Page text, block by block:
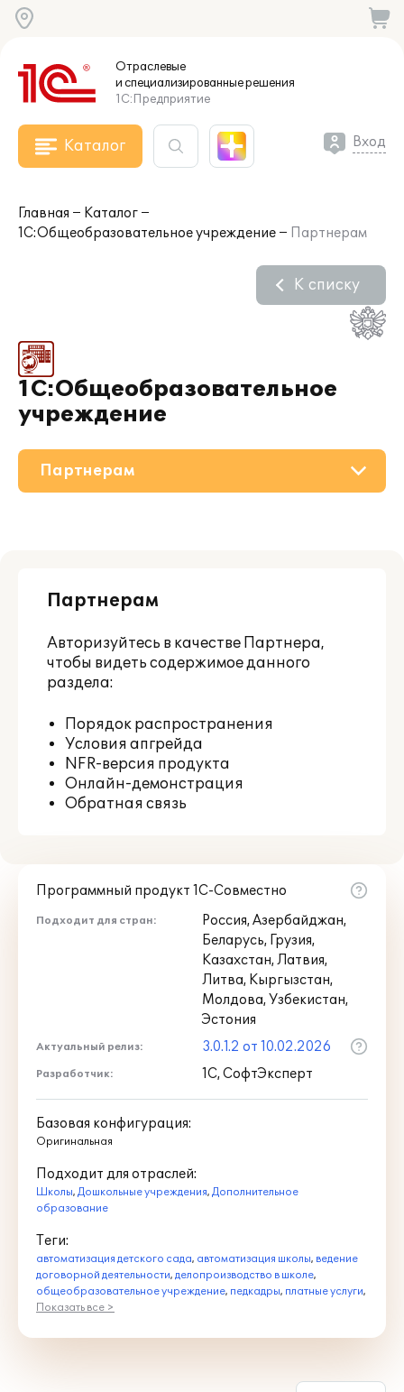
Отраслевые
и специализированныерешения
1С:Предприятие
Каталог Вход
Главная
Каталог
1С:Общеобразовательное учреждение
Партнерам
1С:Общеобразовательное
учреждение
К списку
Поддержка
Материалы
Партнерам
Партнерам
Авторизуйтесь в качестве Партнера,
чтобы видеть содержимое данного
раздела:
Порядок распространения
Условия апгрейда
NFR-версия продукта
Онлайн-демонстрация
Обратная связь
Программный продукт 1С-Совместно
Подходит для стран:
Россия, Азербайджан,
Беларусь, Грузия,
Казахстан, Латвия,
Литва, Кыргызстан,
Молдова, Узбекистан,
Эстония
Актуальный релиз: 3.0.1.2 от 10.02.2026
Разработчик: 1С, СофтЭксперт
Базовая конфигурация:
Оригинальная
Подходит для отраслей:
Школы, Дошкольные учреждения, Дополнительное
образование
Теги:
автоматизация детского сада, автоматизация школы, ведение
договорной деятельности, делопроизводство в школе,
общеобразовательное учреждение, педкадры, платные услуги,
Показать все >